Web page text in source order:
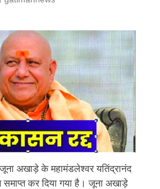
अखाड़े के महामंडलेश्वर यतिंद्रानंद
समाप्त कर दिया गया है। जूना अखाड़े